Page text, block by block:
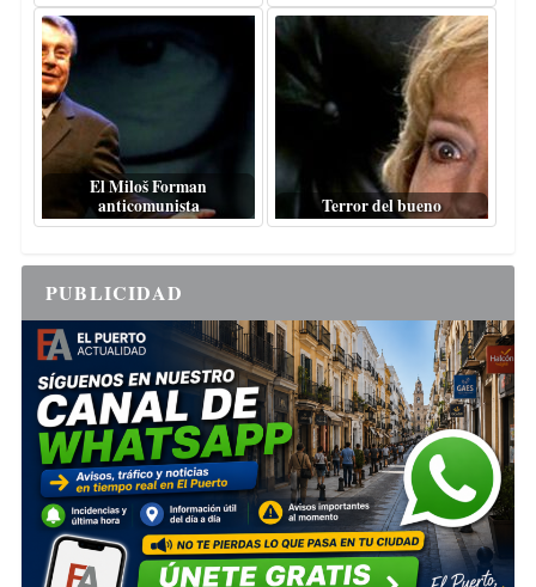
El Miloš Forman
anticomunista
Terror del bueno
PUBLICIDAD